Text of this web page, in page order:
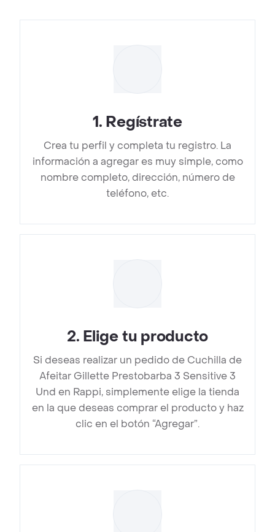
1. Regístrate
Crea tu perfil y completa tu registro. La
información a agregar es muy simple, como
nombre completo, dirección, número de
teléfono, etc.
2. Elige tu producto
Si deseas realizar un pedido de Cuchilla de
Afeitar Gillette Prestobarba 3 Sensitive 3
Und en Rappi, simplemente elige la tienda
en la que deseas comprar el producto y haz
clic en el botón “Agregar”.